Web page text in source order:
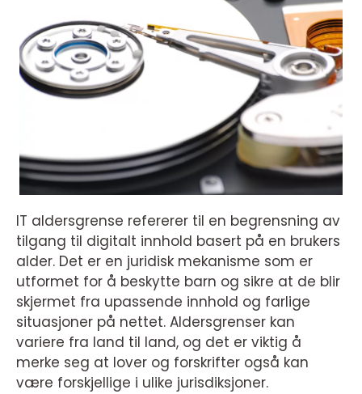
IT aldersgrense refererer til en begrensning av
tilgang til digitalt innhold basert på en brukers
alder. Det er en juridisk mekanisme som er
utformet for å beskytte barn og sikre at de blir
skjermet fra upassende innhold og farlige
situasjoner på nettet. Aldersgrenser kan
variere fra land til land, og det er viktig å
merke seg at lover og forskrifter også kan
være forskjellige i ulike jurisdiksjoner.